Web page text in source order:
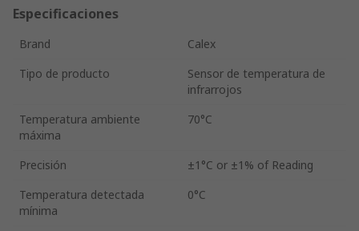
Especificaciones
Brand
Calex
Tipo de producto
Sensor de temperatura de
infrarrojos
Temperatura ambiente
máxima
70°C
Precisión
±1°C or ±1% of Reading
Temperatura detectada
mínima
0°C